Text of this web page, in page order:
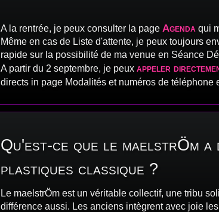
A la rentrée, je peux consulter la page Agenda qui
Même en cas de Liste d'attente, je peux toujours
rapide sur la possibilité de ma venue en Séance
A partir du 2 septembre, je peux appeler
directs in page Modalités et numéros de téléphone
Qu'est-ce que le maelstrÖm
plastiques classique ?
Le maelstrÖm est un véritable collectif, une tribu
différence aussi. Les anciens intègrent avec joie